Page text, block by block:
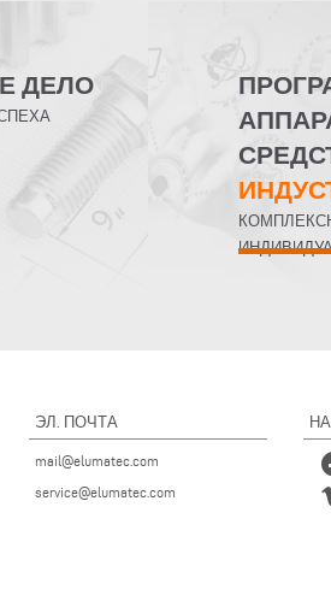
ДЕЛО
ЭЛ. ПОЧТА
mail@elumatec.com
service@elumatec.com